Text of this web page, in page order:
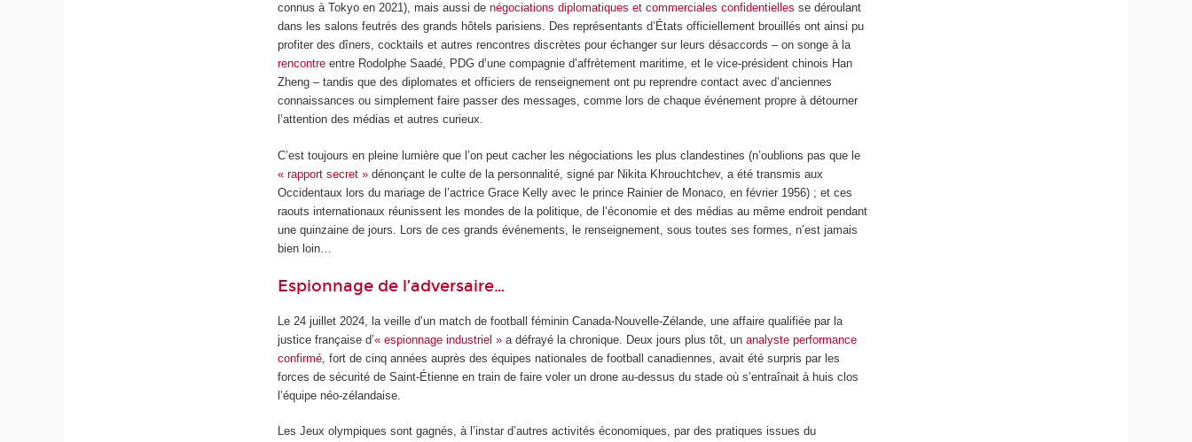
connus à Tokyo en 2021), mais aussi denégociations diplomatiques et commerciales confidentielles se déroulant
dans les salons feutrés des grands hôtels parisiens. Des représentants d’États officiellement brouillés ont ainsi pu
profiter des dîners, cocktails et autres rencontres discrètes pour échanger sur leurs désaccords – on songe à la
rencontre entre Rodolphe Saadé, PDG d’une compagnie d’affrètement maritime, et le vice-président chinois Han
Zheng – tandis que des diplomates et officiers de renseignement ont pu reprendre contact avec d’anciennes
connaissances ou simplement faire passer des messages, comme lors de chaque événement propre à détourner
l’attention des médias et autres curieux.
C’est toujours en pleine lumière que l’on peut cacher les négociations les plus clandestines (n’oublions pas que le
« rapport secret » dénonçant le culte de la personnalité, signé par Nikita Khrouchtchev, a été transmis aux
Occidentaux lors du mariage de l’actrice Grace Kelly avec le prince Rainier de Monaco, en février 1956) ; et ces
raouts internationaux réunissent les mondes de la politique, de l’économie et des médias au même endroit pendant
une quinzaine de jours. Lors de ces grands événements, le renseignement, sous toutes ses formes, n’est jamais
bien loin…
Espionnage de l’adversaire…
Le 24 juillet 2024, la veille d’un match de football féminin Canada-Nouvelle-Zélande, une affaire qualifiée par la
justice française d’« espionnage industriel » a défrayé la chronique. Deux jours plus tôt, unanalyste performance
confirmé , fort de cinq années auprès des équipes nationales de football canadiennes, avait été surpris par les
forces de sécurité de Saint-Étienne en train de faire voler un drone au-dessus du stade où s’entraînait à huis clos
l’équipe néo-zélandaise.
Les Jeux olympiques sont gagnés, à l’instar d’autres activités économiques, par des pratiques issues du